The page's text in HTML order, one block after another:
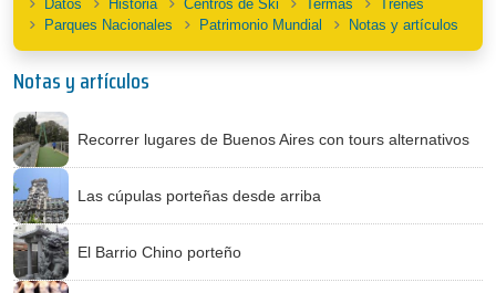
Datos Historia Centros de Ski Termas
Trenes
Parques Nacionales
Patrimonio Mundial Notas y artículos
Notas y artículos
Recorrer lugares de Buenos Aires con tours alternativos
Las cúpulas porteñas desde arriba
El Barrio Chino porteño